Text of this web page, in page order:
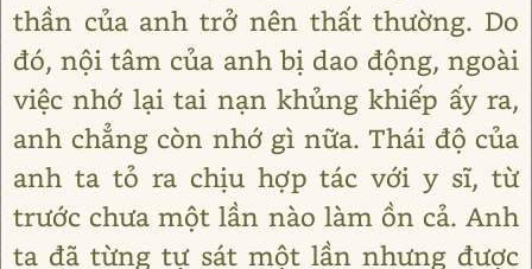
thần của anh trở nên thất thường. Do
đó, nội tâm của anh bị dao động, ngoài
việc nhớ lại tai nạn khủng khiếp ấy ra,
anh chẳng còn nhớ gì nữa. Thái độ của
anh ta tỏ ra chịu hợp tác với y sĩ, từ
trước chưa một lần nào làm ồn cả. Anh
ta đã từng tự sát một lần nhưng được